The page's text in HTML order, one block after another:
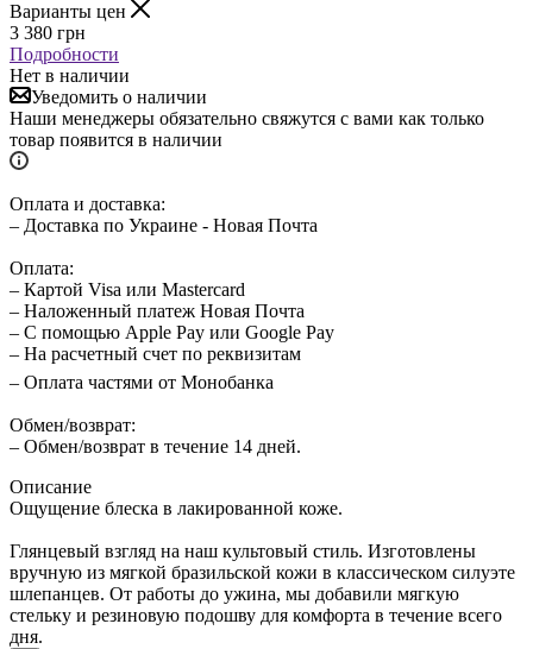
Варианты цен
3 380 грн
Подробности
Нет в наличии
Уведомить о наличии
Наши менеджеры обязательно свяжутся с вами как только
товар появится в наличии
Оплата и доставка:
– Доставка по Украине - Новая Почта
Оплата:
– Картой Visa или Mastercard
– Наложенный платеж Новая Почта
– С помощью Apple Pay или Google Pay
– На расчетный счет по реквизитам
– Оплата частями от Монобанка
Обмен/возврат:
– Обмен/возврат в течение 14 дней.
Описание
Ощущение блеска в лакированной коже.
Глянцевый взгляд на наш культовый стиль. Изготовлены
вручную из мягкой бразильской кожи в классическом силуэте
шлепанцев. От работы до ужина, мы добавили мягкую
стельку и резиновую подошву для комфорта в течение всего
дня.